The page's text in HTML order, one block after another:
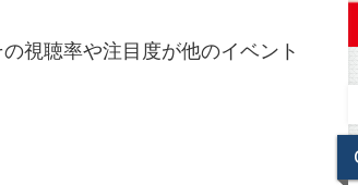
視聴率や注目度が他のイベント